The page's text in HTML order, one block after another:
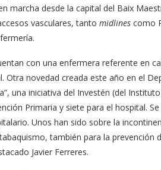
marcha desde la capital del Baix
vasculares, tanto midlines como
con una enfermera referente en
novedad creada este año en el
una iniciativa del Investén (del
Primaria y siete para el hospital.
Unos han sido sobre la
también para la prevención
Javier Ferreres.